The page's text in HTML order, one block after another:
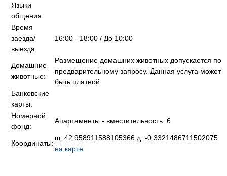
Языки
общения:
Время
заезда/
выезда:
16:00 - 18:00 / До 10:00
Домашние
животные:
Размещение домашних животных допускается по
предварительному запросу. Данная услуга может
быть платной.
Банковские
карты:
Номерной
фонд:
Апартаменты - вместительность: 6
Координаты:
ш. 42.958911588105366 д. -0.3321486711502075
на карте